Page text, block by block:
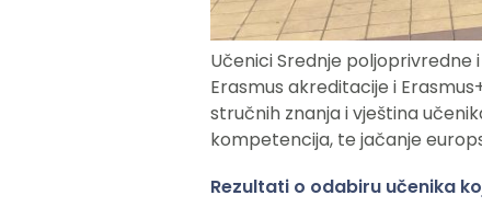
Učenici Srednje poljoprivredne
Erasmus akreditacije i
stručnih znanja i vještina
kompetencija, te jačanje
Rezultati o odabiru učenika